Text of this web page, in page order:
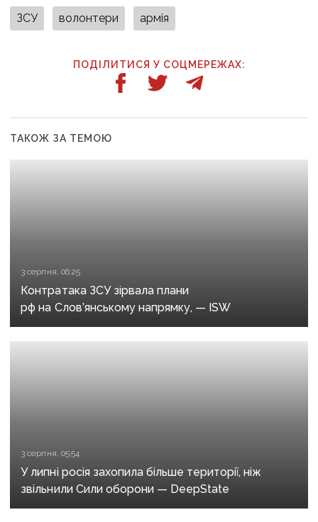
ЗСУ волонтери армія
ПОДІЛИТИСЯ У СОЦМЕРЕЖАХ:
ТАКОЖ ЗА ТЕМОЮ
3 серпня, 06:25
Контратака ЗСУ зірвала плани
рф на Слов’янському напрямку, — ISW
3 серпня, 05:54
У липні росія захопила більше території, ніж
звільнили Сили оборони — DeepState